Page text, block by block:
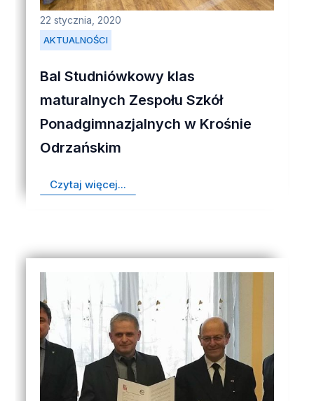
AKTUALNOŚCI
22 stycznia, 2020
Bal Studniówkowy klas
maturalnych Zespołu Szkół
Ponadgimnazjalnych w Krośnie
Odrzańskim
Czytaj więcej...